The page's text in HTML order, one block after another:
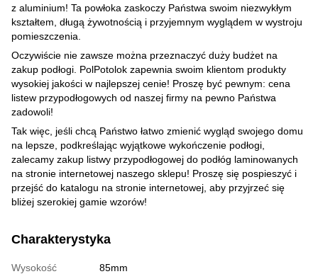
z aluminium! Ta powłoka zaskoczy Państwa swoim niezwykłym
kształtem, długą żywotnością i przyjemnym wyglądem w wystroju
pomieszczenia.
Oczywiście nie zawsze można przeznaczyć duży budżet na
zakup podłogi. PolPotolok zapewnia swoim klientom produkty
wysokiej jakości w najlepszej cenie! Proszę być pewnym: cena
listew przypodłogowych od naszej firmy na pewno Państwa
zadowoli!
Tak więc, jeśli chcą Państwo łatwo zmienić wygląd swojego domu
na lepsze, podkreślając wyjątkowe wykończenie podłogi,
zalecamy zakup listwy przypodłogowej do podłóg laminowanych
na stronie internetowej naszego sklepu! Proszę się pospieszyć i
przejść do katalogu na stronie internetowej, aby przyjrzeć się
bliżej szerokiej gamie wzorów!
Charakterystyka
Wysokość
85mm